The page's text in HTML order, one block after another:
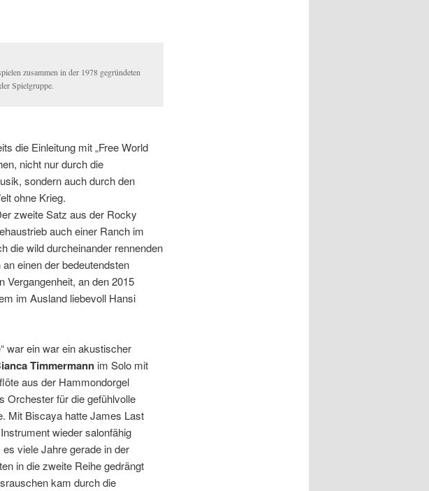
zusammen in der 1978 gegründeten
Spielgruppe.
die Einleitung mit „Free World
nicht nur durch die
sondern auch durch den
ohne Krieg.
zweite Satz aus der Rocky
auch einer Ranch im
die wild durcheinander rennenden
einen der bedeutendsten
Vergangenheit, an den 2015
im Ausland liebevoll Hansi
war ein war ein akustischer
Timmermann im Solo mit
aus der Hammondorgel
Orchester für die gefühlvolle
Mit Biscaya hatte James Last
wieder salonfähig
viele Jahre gerade in der
in die zweite Reihe gedrängt
kam durch die